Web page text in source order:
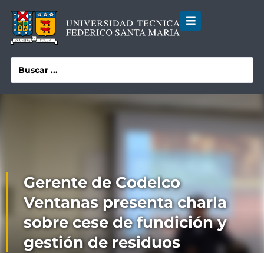
Gerente de Codelco
Ventanas presenta charla
sobre cese de fundición y
gestión de residuos